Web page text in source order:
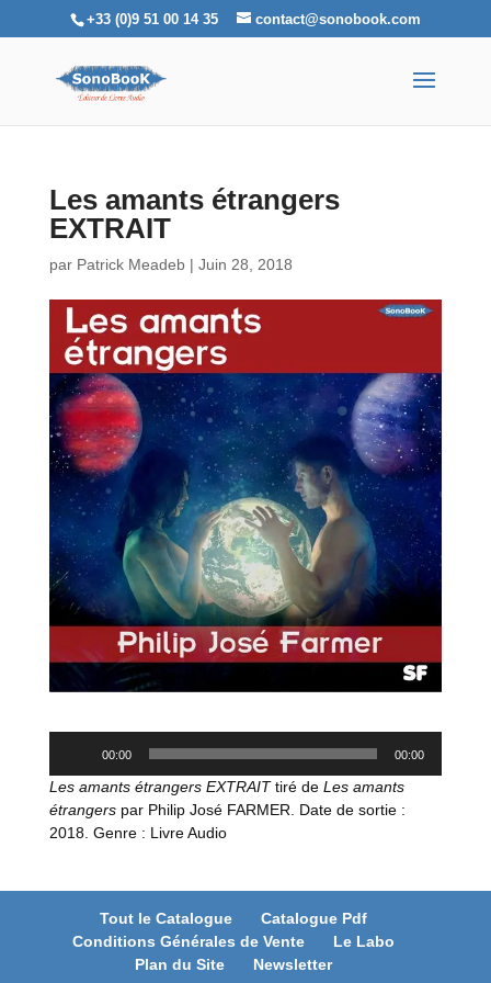
+33 (0)9 51 00 14 35 contact@sonobook.com
Les amants étrangers
EXTRAIT
par Patrick Meadeb| Juin 28, 2018
00:00 00:00
Les amants étrangers EXTRAITtiré de Les amants
étrangerspar Philip José FARMER. Date de sortie :
2018. Genre : Livre Audio
Tout le Catalogue
Catalogue Pdf
Conditions Générales de Vente
Le Labo
Plan du Site
Newsletter